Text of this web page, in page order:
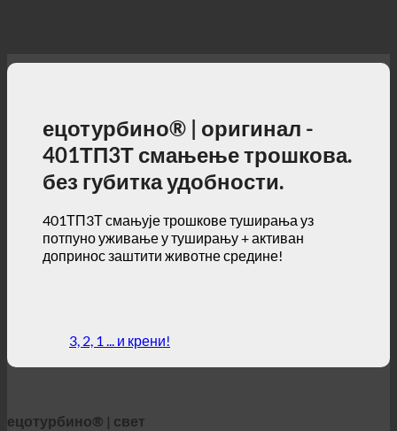
ецотурбино® | оригинал -
401ТП3Т смањење трошкова.
без губитка удобности.
401ТП3Т смањује трошкове туширања уз
потпуно уживање у туширању + активан
допринос заштити животне средине!
3, 2, 1 ... и крени!
ецотурбино® | свет